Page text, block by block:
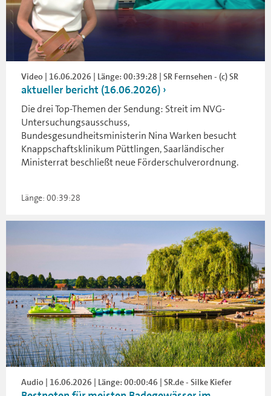
Video | 16.06.2026 | Länge: 00:39:28 | SR Fernsehen - (c) SR
aktueller bericht (16.06.2026)
Die drei Top-Themen der Sendung: Streit im NVG-
Untersuchungsausschuss,
Bundesgesundheitsministerin Nina Warken besucht
Knappschaftsklinikum Püttlingen, Saarländischer
Ministerrat beschließt neue Förderschulverordnung.
Länge: 00:39:28
Audio | 16.06.2026 | Länge: 00:00:46 | SR.de - Silke Kiefer